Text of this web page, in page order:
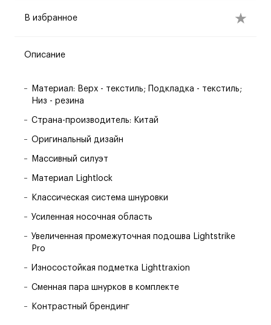
В избранное
Описание
Материал: Верх - текстиль; Подкладка - текстиль;
Низ - резина
Страна-производитель: Китай
Оригинальный дизайн
Массивный силуэт
Материал Lightlock
Классическая система шнуровки
Усиленная носочная область
Увеличенная промежуточная подошва Lightstrike
Pro
Износостойкая подметка Lighttraxion
Сменная пара шнурков в комплекте
Контрастный брендинг